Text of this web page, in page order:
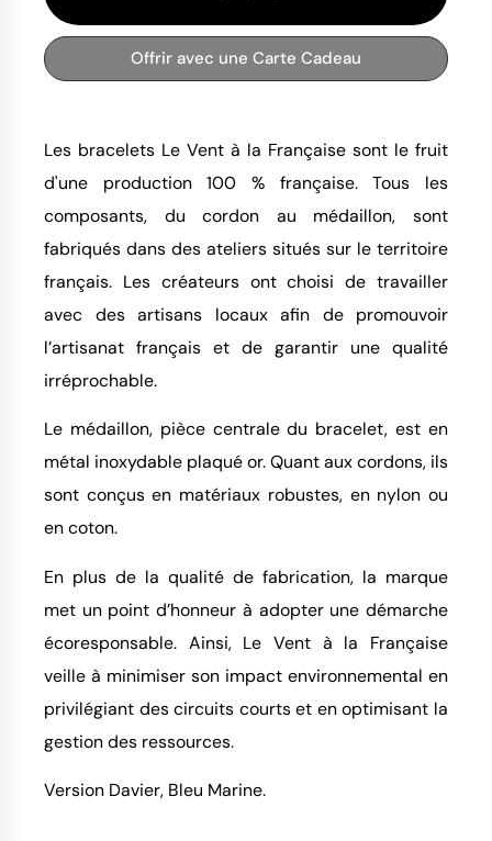
Offrir avec une Carte Cadeau
Les bracelets Le Vent à la Française sont le fruit
d'une production 100 % française. Tous les
composants, du cordon au médaillon, sont
fabriqués dans des ateliers situés sur le territoire
français. Les créateurs ont choisi de travailler
avec des artisans locaux afin de promouvoir
l’artisanat français et de garantir une qualité
irréprochable.
Le médaillon, pièce centrale du bracelet, est en
métal inoxydable plaqué or. Quant aux cordons, ils
sont conçus en matériaux robustes, en nylon ou
en coton.
En plus de la qualité de fabrication, la marque
met un point d’honneur à adopter une démarche
écoresponsable. Ainsi, Le Vent à la Française
veille à minimiser son impact environnemental en
privilégiant des circuits courts et en optimisant la
gestion des ressources.
Version Davier, Bleu Marine.